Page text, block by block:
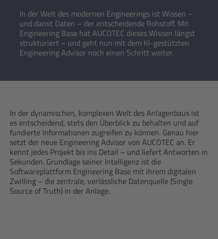
In der Welt des modernen Engineerings ist Wissen –
und damit Daten – der entscheidende Rohstoff. Mit
Engineering Base hat AUCOTEC dieses Wissen längst
strukturiert – und geht nun mit dem KI-gestützten
Engineering Advisor noch einen Schritt weiter.
In der dynamischen, komplexen Welt des Anlagenbaus ist
es entscheidend, stets den Überblick zu behalten und auf
fundierte Informationen zugreifen zu können. Genau hier
setzt der neue Engineering Advisor von AUCOTEC an. Er
kennt jedes Projekt bis ins Detail – und liefert Antworten in
Sekunden. Grundlage seiner Intelligenz ist die
Softwareplattform Engineering Base mit ihrem digitalen
Zwilling – die zentrale, verlässliche Datenquelle (Single
Source of Truth) in der Anlage.